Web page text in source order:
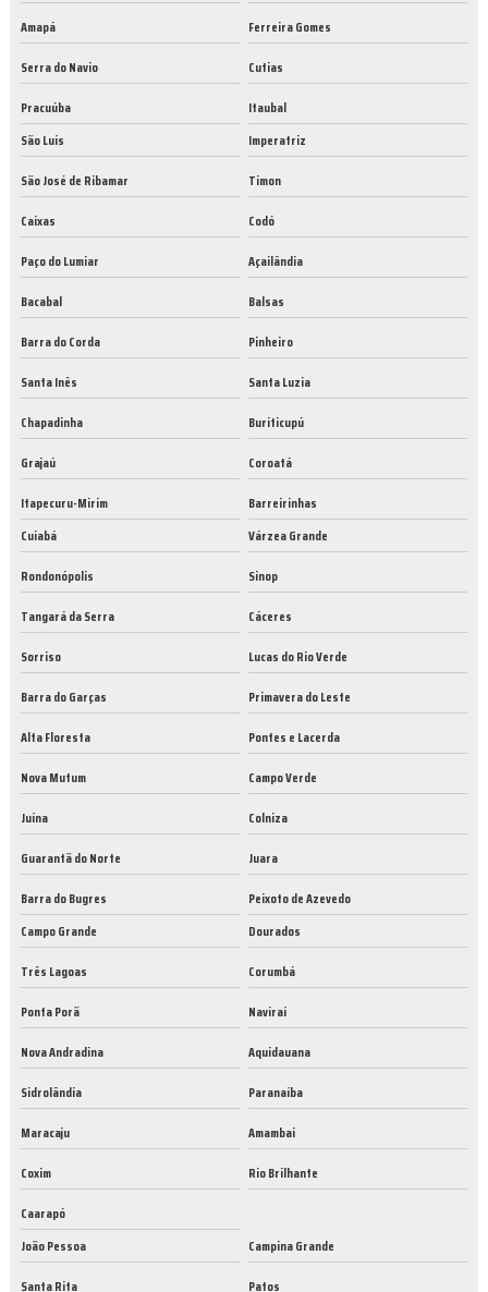
Amapá
Ferreira Gomes
Serra do Navio
Cutias
Pracuúba
Itaubal
São Luís
Imperatriz
São José de Ribamar
Timon
Caixas
Codó
Paço do Lumiar
Açailândia
Bacabal
Balsas
Barra do Corda
Pinheiro
Santa Inês
Santa Luzia
Chapadinha
Buriticupú
Grajaú
Coroatá
Itapecuru-Mirim
Barreirinhas
Cuiabá
Várzea Grande
Rondonópolis
Sinop
Tangará da Serra
Cáceres
Sorriso
Lucas do Rio Verde
Barra do Garças
Primavera do Leste
Alta Floresta
Pontes e Lacerda
Nova Mutum
Campo Verde
Juína
Colniza
Guarantã do Norte
Juara
Barra do Bugres
Peixoto de Azevedo
Campo Grande
Dourados
Três Lagoas
Corumbá
Ponta Porã
Naviraí
Nova Andradina
Aquidauana
Sidrolândia
Paranaíba
Maracaju
Amambai
Coxim
Rio Brilhante
Caarapó
João Pessoa
Campina Grande
Santa Rita
Patos